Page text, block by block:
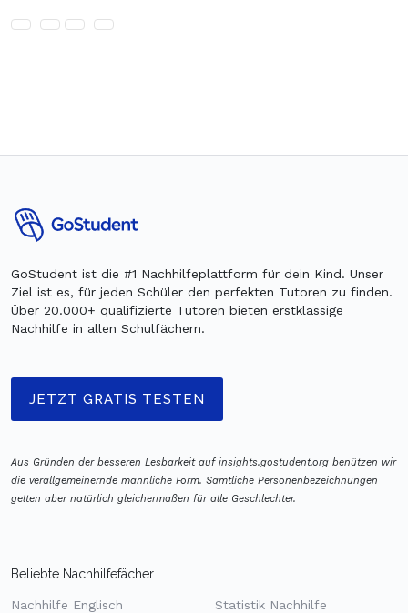
GoStudent ist die #1 Nachhilfeplattform für dein Kind. Unser
Ziel ist es, für jeden Schüler den perfekten Tutoren zu finden.
Über 20.000+ qualifizierte Tutoren bieten erstklassige
Nachhilfe in allen Schulfächern.
JETZT GRATIS TESTEN
Aus Gründen der besseren Lesbarkeit auf insights.gostudent.org benützen wir
die verallgemeinernde männliche Form. Sämtliche Personenbezeichnungen
gelten aber natürlich gleichermaßen für alle Geschlechter.
Beliebte Nachhilfefächer
Nachhilfe Englisch Statistik Nachhilfe